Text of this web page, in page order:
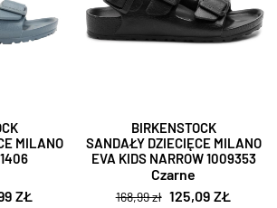
MILANO
ZŁ
BIRKENSTOCK
SANDAŁY DZIECIĘCE MILANO
EVA KIDS NARROW 1009353
Czarne
168,99 zł 125,09 ZŁ